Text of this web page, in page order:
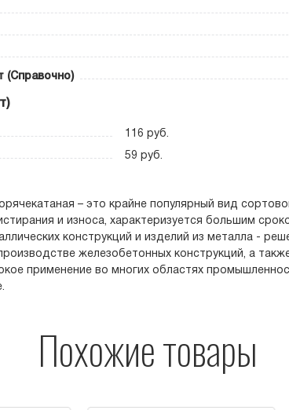
(Справочно)
116 руб.
59 руб.
– это крайне популярный вид
и износа, характеризуется большим
конструкций и изделий из металла -
железобетонных конструкций, а
применение во многих областях
Похожие товары